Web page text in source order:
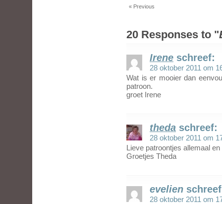
« Previous
20 Responses to "
Irene schreef:
28 oktober 2011 om
Wat is er mooier dan
patroon.
groet Irene
theda schreef:
28 oktober 2011 om
Lieve patroontjes allemaal
Groetjes Theda
evelien
28 oktober 2011 om